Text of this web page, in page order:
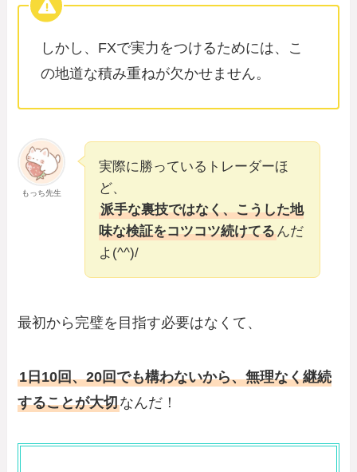
しかし、FXで実力をつけるためには、こ
の地道な積み重ねが欠かせません。
もっち先生
実際に勝っているトレーダーほ
ど、
派手な裏技ではなく、こうした地
味な検証をコツコツ続けてるんだ
よ(^^)/
最初から完璧を目指す必要はなくて、
1日10回、20回でも構わないから、無理なく継続
することが大切なんだ！